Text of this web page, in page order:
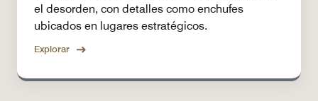
el desorden, con detalles como enchufes
ubicados en lugares estratégicos.
Explorar